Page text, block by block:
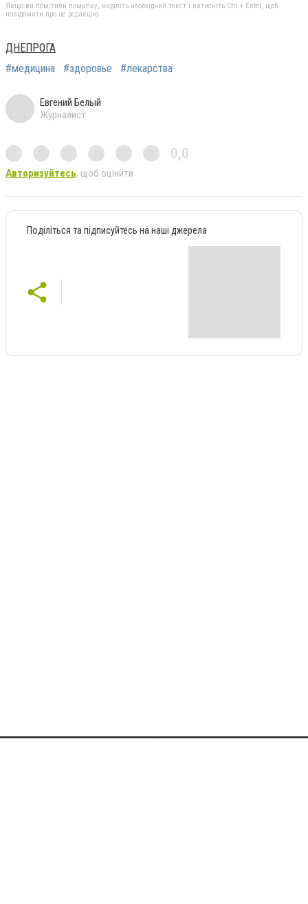
Якщо ви помітили помилку, виділіть необхідний текст і натисніть Ctrl + Enter, щоб
повідомити про це редакцію
ДНЕПРОГА
#медицина
#здоровье #лекарства
Евгений Белый
Журналист
0,0
Авторизуйтесь, щоб оцінити
Поділіться та підписуйтесь на наші джерела